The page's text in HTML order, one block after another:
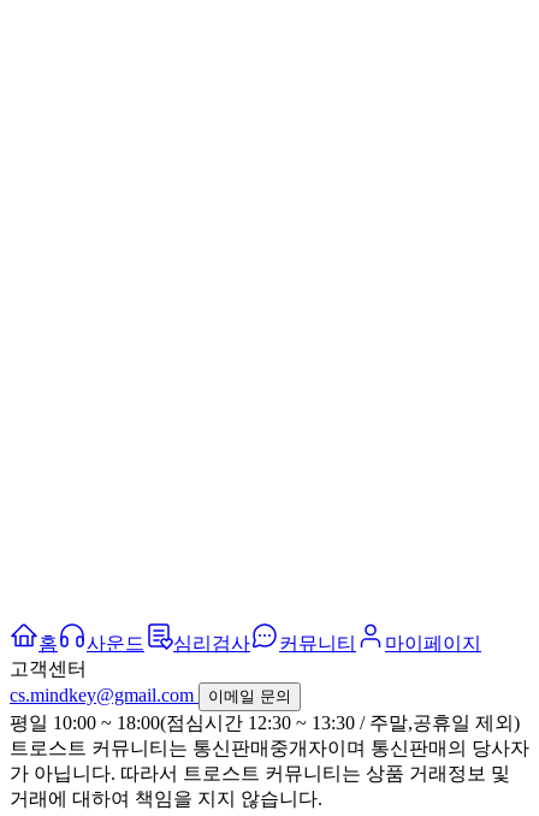
홈 사운드 심리검사 커뮤니티
마이페이지
고객센터
cs.mindkey@gmail.com
이메일 문의
평일 10:00 ~ 18:00(점심시간 12:30 ~ 13:30 / 주말,공휴일 제외)
트로스트 커뮤니티는 통신판매중개자이며 통신판매의 당사자
가 아닙니다. 따라서 트로스트 커뮤니티는 상품 거래정보 및
거래에 대하여 책임을 지지 않습니다.